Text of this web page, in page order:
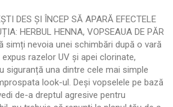
DES ȘI ÎNCEP SĂ APARĂ EFECTELE
HERBUL HENNA, VOPSEAUA DE PĂR
simți nevoia unei schimbări după o vară
razelor UV și apei clorinate,
siguranță una dintre cele mai simple
look-ul. Deși vopselele pe bază
de-a dreptul agresive pentru